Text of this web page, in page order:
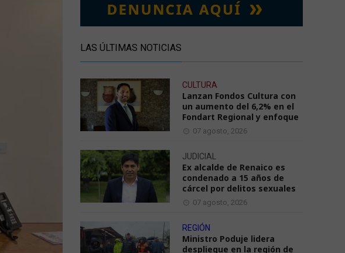
LAS ÚLTIMAS NOTICIAS
CULTURA
Lanzan Fondos Cultura con
un aumento del 6,2% en el
Fondart Regional y enfoque
07 agosto, 2026
JUDICIAL
Ex alcalde de Renaico es
condenado a 15 años de
cárcel por delitos sexuales
07 agosto, 2026
REGIÓN
Ministro Poduje lidera
despliegue en la región de